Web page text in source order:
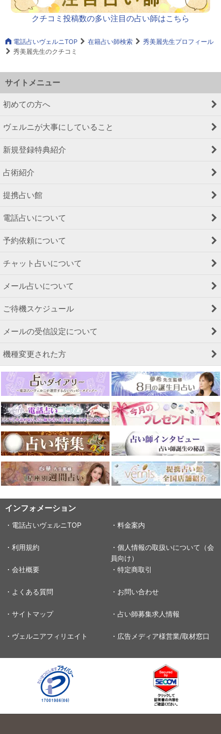
クチコミ投稿数の多い注目の占い師はこちら
電話占いヴェルニTOP 在籍占い師検索
秀美麗先生プロフィール
秀美麗先生のクチコミ
サイトメニュー
初めての方へ
ヴェルニが大事にしていること
新規登録特典紹介
占術紹介
提携占い館
電話占いについて
予約依頼について
チャット占いについて
メール占いについて
ご待機スケジュール
メールの受信設定について
機種変更された方
インフォメーション
・電話占いヴェルニTOP ・料金案内
・利用規約
・個人情報の取扱いについて（会
員向け）
・会社概要
・特定商取引
・よくある質問 ・お問い合わせ
・サイトマップ ・占い師募集求人情報
・ヴェルニアフィリエイト ・広告メディア様営業/取材窓口